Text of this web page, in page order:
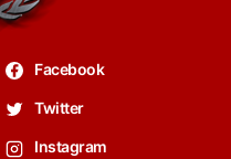
Facebook
Twitter
Instagram